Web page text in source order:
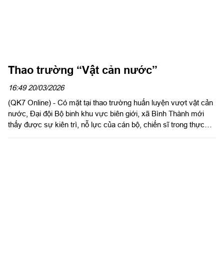
Thao trường “Vật cản nước”
16:49 20/03/2026
(QK7 Online) - Có mặt tại thao trường huấn luyện vượt vật cản
nước, Đại đội Bộ binh khu vực biên giới, xã Bình Thành mới
thấy được sự kiên trì, nỗ lực của cán bộ, chiến sĩ trong thực